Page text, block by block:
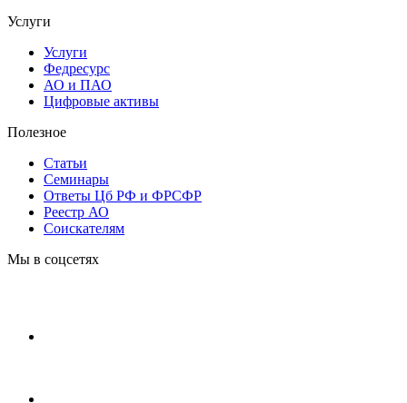
Услуги
Услуги
Федресурс
АО и ПАО
Цифровые активы
Полезное
Статьи
Cеминары
Ответы Цб РФ и ФРСФР
Реестр АО
Соискателям
Мы в соцсетях